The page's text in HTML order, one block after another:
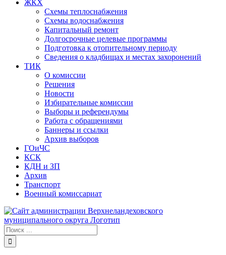
ЖКХ
Схемы теплоснабжения
Схемы водоснабжения
Капитальный ремонт
Долгосрочные целевые программы
Подготовка к отопительному периоду
Сведения о кладбищах и местах захоронений
ТИК
О комиссии
Решения
Новости
Избирательные комиссии
Выборы и референдумы
Работа с обращениями
Баннеры и ссылки
Архив выборов
ГОиЧС
КСК
КДН и ЗП
Архив
Транспорт
Военный комиссариат
Результат
поиска: